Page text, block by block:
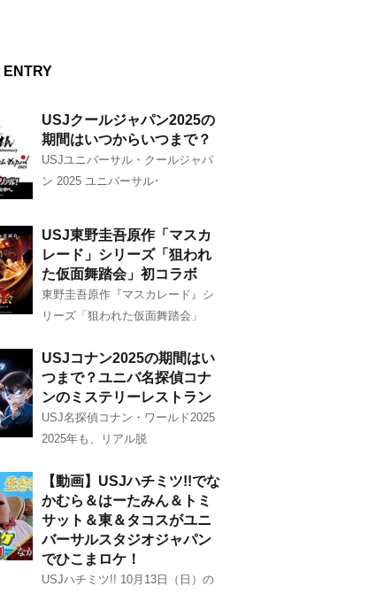
ENTRY
USJクールジャパン2025の
期間はいつからいつまで？
USJユニバーサル・クールジャパ
ン 2025 ユニバーサル･
USJ東野圭吾原作「マスカ
レード」シリーズ「狙われ
た仮面舞踏会」初コラボ
東野圭吾原作『マスカレード』シ
リーズ「狙われた仮面舞踏会」
USJコナン2025の期間はい
つまで？ユニバ名探偵コナ
ンのミステリーレストラン
USJ名探偵コナン・ワールド2025
2025年も、リアル脱
【動画】USJハチミツ!!でな
かむら＆はーたみん＆トミ
サット＆東＆タコスがユニ
バーサルスタジオジャパン
でひこまロケ！
USJハチミツ!! 10月13日（日）の